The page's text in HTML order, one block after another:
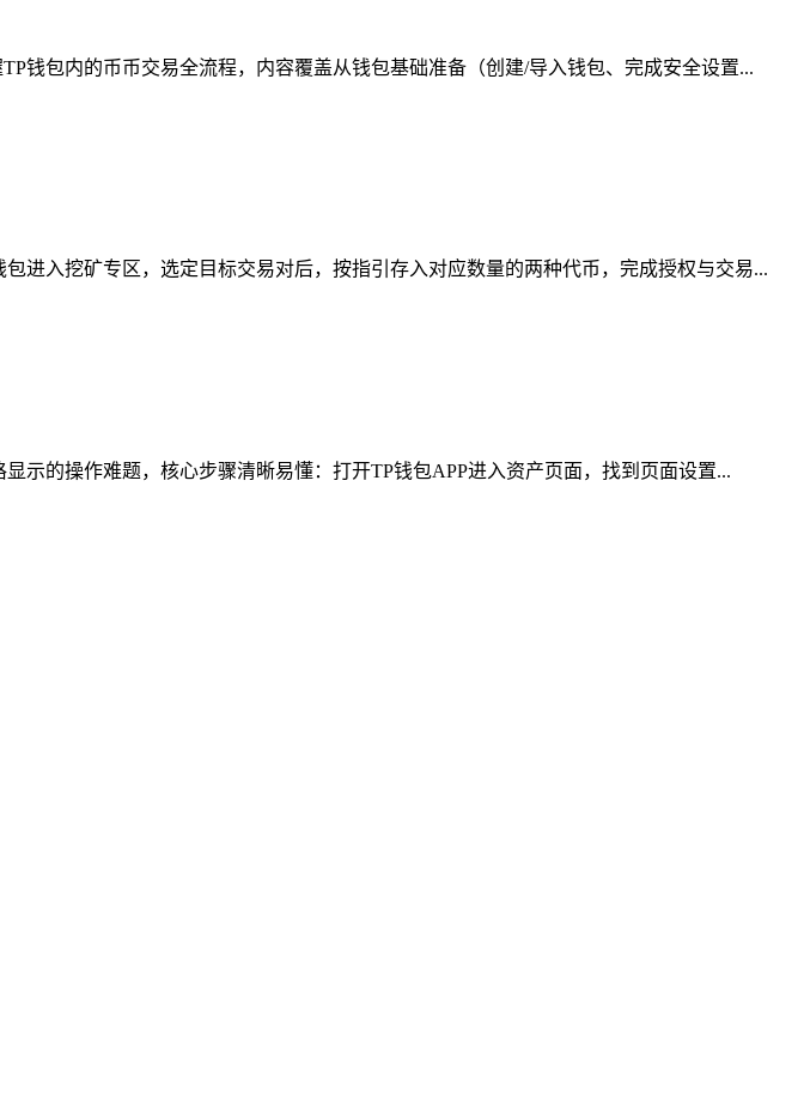
钱包内的币币交易全流程，内容覆盖从钱包基础准备（创建/导入钱包、完成安全设置...
进入挖矿专区，选定目标交易对后，按指引存入对应数量的两种代币，完成授权与交易...
示的操作难题，核心步骤清晰易懂：打开TP钱包APP进入资产页面，找到页面设置...